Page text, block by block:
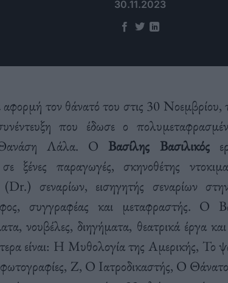
30.11.2023
αφορμή τον θάνατό του στις 30
που έδωσε ο
Λάλα. ΟΒασίλης Βασιλικός
ξένες παραγωγές, σκηνοθέτης
(Dr.) σεναρίων, εισηγητής σεναρίων
συγγραφέας και μεταφραστής. Ο
νουβέλες, διηγήματα, θεατρικά έργα
είναι: Η Μυθολογία της Αμερικής, Το
φωτογραφίες, Ζ, Ο Ιατροδικαστής, Ο